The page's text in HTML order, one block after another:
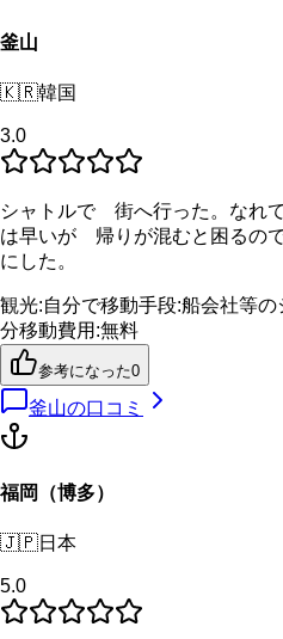
釜山
🇰🇷韓国
3.0
シャトルで 街へ行った。なれ
は早いが 帰りが混むと困るの
にした。
観光:自分で移動手段:船会社等の
分移動費用 :無料
参考になった0
釜山の口コミ
福岡（博多）
🇯🇵日本
5.0